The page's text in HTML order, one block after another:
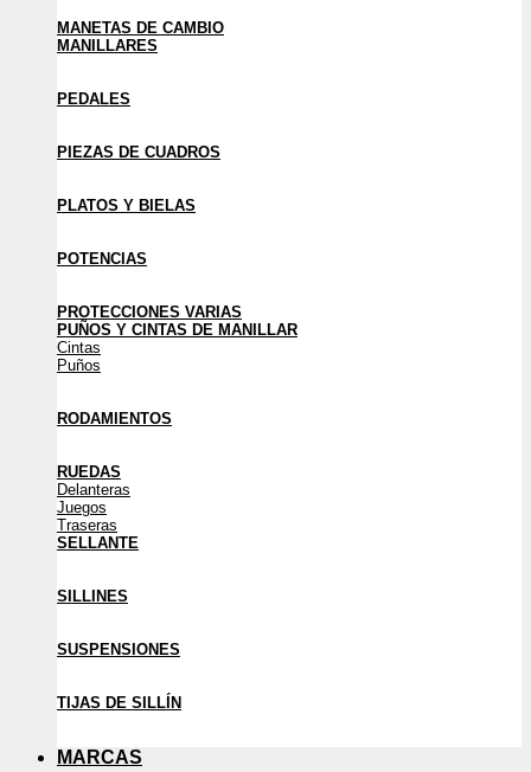
MANETAS DE CAMBIO
MANILLARES
PEDALES
PIEZAS DE CUADROS
PLATOS Y BIELAS
POTENCIAS
PROTECCIONES VARIAS
PUÑOS Y CINTAS DE MANILLAR
Cintas
Puños
RODAMIENTOS
RUEDAS
Delanteras
Juegos
Traseras
SELLANTE
SILLINES
SUSPENSIONES
TIJAS DE SILLÍN
MARCAS